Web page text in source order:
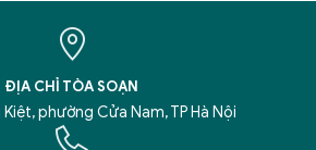
ĐỊA CHỈ TÒA SOẠN
phường Cửa Nam, TP Hà Nội